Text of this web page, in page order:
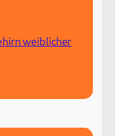
weiblicher